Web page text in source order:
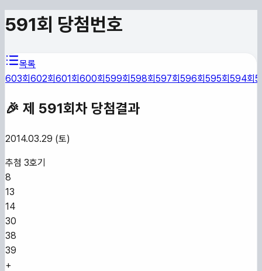
591회 당첨번호
목록
603회602회601회600회599회598회597회596회595회594회
🎉 제 591회차 당첨결과
2014.03.29 (토)
추첨 3호기
8
13
14
30
38
39
+